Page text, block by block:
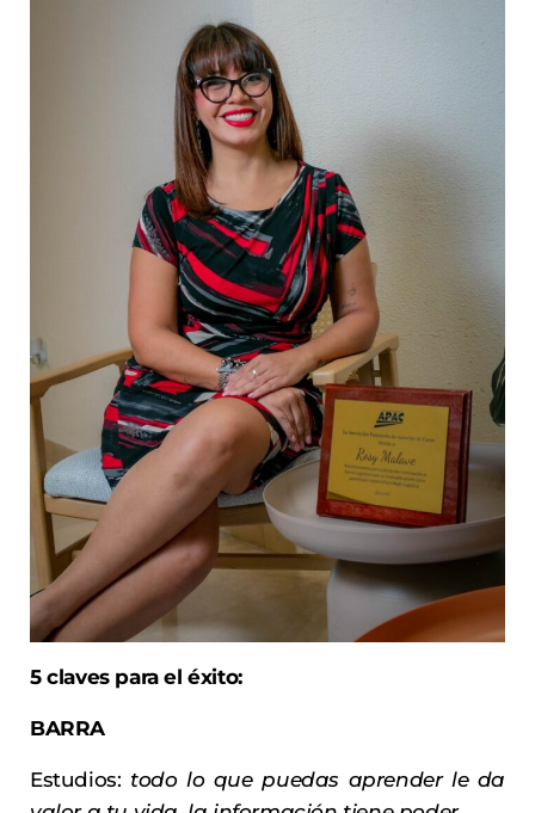
5 claves para el éxito:
BARRA
Estudios: todo lo que puedas aprender le da